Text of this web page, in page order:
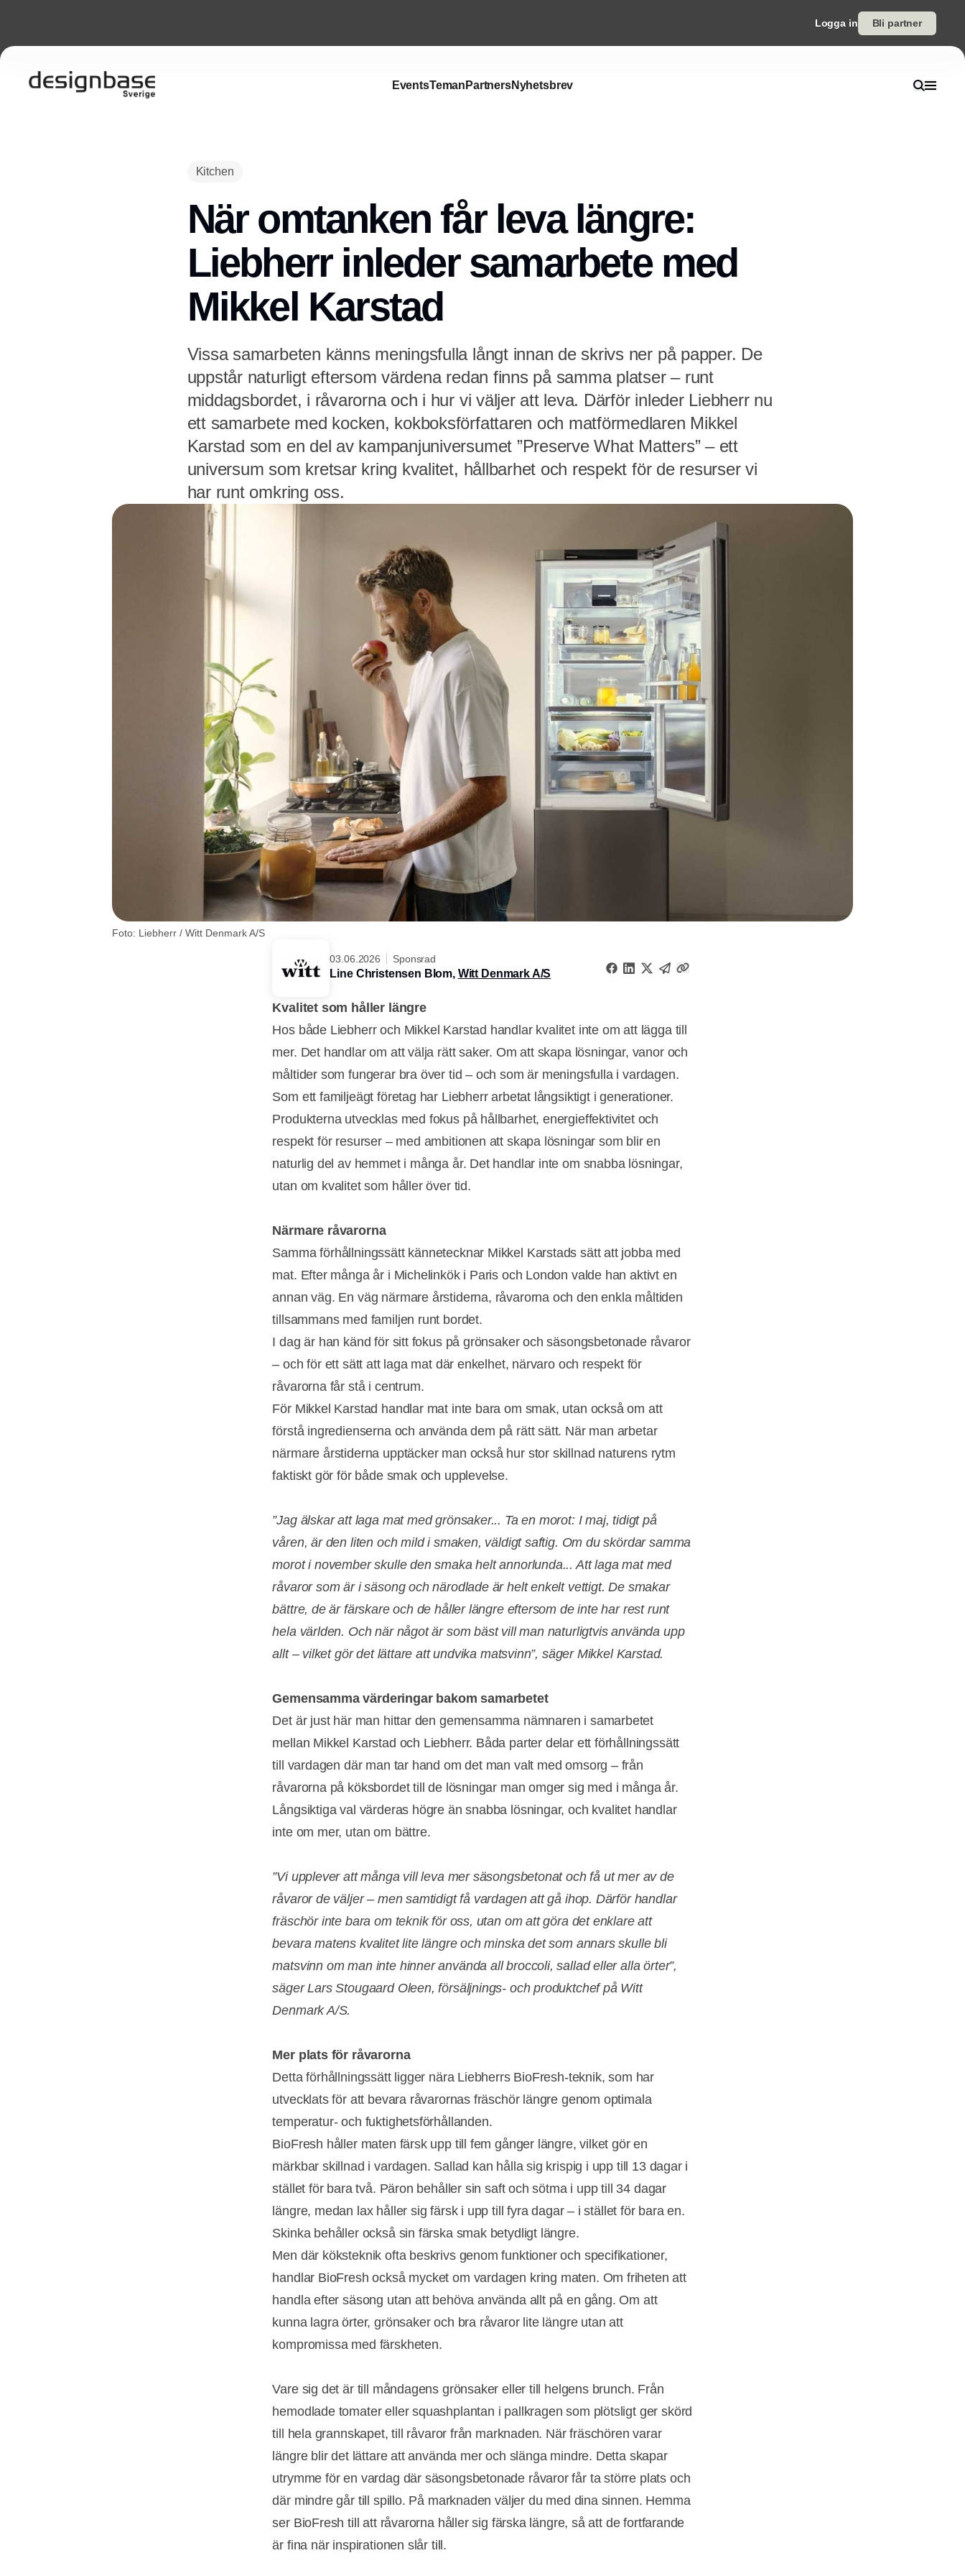
Logga in Bli partner
EventsTeman PartnersNyhetsbrev
Kitchen
När omtanken får leva längre:
Liebherr inleder samarbete med
Mikkel Karstad
Vissa samarbeten känns meningsfulla långt innan de skrivs ner på papper. De
uppstår naturligt eftersom värdena redan finns på samma platser – runt
middagsbordet, i råvarorna och i hur vi väljer att leva. Därför inleder Liebherr nu
ett samarbete med kocken, kokboksförfattaren och matförmedlaren Mikkel
Karstad som en del av kampanjuniversumet ”Preserve What Matters” – ett
universum som kretsar kring kvalitet, hållbarhet och respekt för de resurser vi
har runt omkring oss.
Foto: Liebherr / Witt Denmark A/S
03.06.2026 Sponsrad
Line Christensen Blom, Witt Denmark A/S
Kvalitet som håller längre
Hos både Liebherr och Mikkel Karstad handlar kvalitet inte om att lägga till
mer. Det handlar om att välja rätt saker. Om att skapa lösningar, vanor och
måltider som fungerar bra över tid – och som är meningsfulla i vardagen.
Som ett familjeägt företag har Liebherr arbetat långsiktigt i generationer.
Produkterna utvecklas med fokus på hållbarhet, energieffektivitet och
respekt för resurser – med ambitionen att skapa lösningar som blir en
naturlig del av hemmet i många år. Det handlar inte om snabba lösningar,
utan om kvalitet som håller över tid.
Närmare råvarorna
Samma förhållningssätt kännetecknar Mikkel Karstads sätt att jobba med
mat. Efter många år i Michelinkök i Paris och London valde han aktivt en
annan väg. En väg närmare årstiderna, råvarorna och den enkla måltiden
tillsammans med familjen runt bordet.
I dag är han känd för sitt fokus på grönsaker och säsongsbetonade råvaror
– och för ett sätt att laga mat där enkelhet, närvaro och respekt för
råvarorna får stå i centrum.
För Mikkel Karstad handlar mat inte bara om smak, utan också om att
förstå ingredienserna och använda dem på rätt sätt. När man arbetar
närmare årstiderna upptäcker man också hur stor skillnad naturens rytm
faktiskt gör för både smak och upplevelse.
”Jag älskar att laga mat med grönsaker... Ta en morot: I maj, tidigt på
våren, är den liten och mild i smaken, väldigt saftig. Om du skördar samma
morot i november skulle den smaka helt annorlunda... Att laga mat med
råvaror som är i säsong och närodlade är helt enkelt vettigt. De smakar
bättre, de är färskare och de håller längre eftersom de inte har rest runt
hela världen. Och när något är som bäst vill man naturligtvis använda upp
allt – vilket gör det lättare att undvika matsvinn”, säger Mikkel Karstad.
Gemensamma värderingar bakom samarbetet
Det är just här man hittar den gemensamma nämnaren i samarbetet
mellan Mikkel Karstad och Liebherr. Båda parter delar ett förhållningssätt
till vardagen där man tar hand om det man valt med omsorg – från
råvarorna på köksbordet till de lösningar man omger sig med i många år.
Långsiktiga val värderas högre än snabba lösningar, och kvalitet handlar
inte om mer, utan om bättre.
”Vi upplever att många vill leva mer säsongsbetonat och få ut mer av de
råvaror de väljer – men samtidigt få vardagen att gå ihop. Därför handlar
fräschör inte bara om teknik för oss, utan om att göra det enklare att
bevara matens kvalitet lite längre och minska det som annars skulle bli
matsvinn om man inte hinner använda all broccoli, sallad eller alla örter”,
säger Lars Stougaard Oleen, försäljnings- och produktchef på Witt
Denmark A/S.
Mer plats för råvarorna
Detta förhållningssätt ligger nära Liebherrs BioFresh-teknik, som har
utvecklats för att bevara råvarornas fräschör längre genom optimala
temperatur- och fuktighetsförhållanden.
BioFresh håller maten färsk upp till fem gånger längre, vilket gör en
märkbar skillnad i vardagen. Sallad kan hålla sig krispig i upp till 13 dagar i
stället för bara två. Päron behåller sin saft och sötma i upp till 34 dagar
längre, medan lax håller sig färsk i upp till fyra dagar – i stället för bara en.
Skinka behåller också sin färska smak betydligt längre.
Men där köksteknik ofta beskrivs genom funktioner och specifikationer,
handlar BioFresh också mycket om vardagen kring maten. Om friheten att
handla efter säsong utan att behöva använda allt på en gång. Om att
kunna lagra örter, grönsaker och bra råvaror lite längre utan att
kompromissa med färskheten.
Vare sig det är till måndagens grönsaker eller till helgens brunch. Från
hemodlade tomater eller squashplantan i pallkragen som plötsligt ger skörd
till hela grannskapet, till råvaror från marknaden. När fräschören varar
längre blir det lättare att använda mer och slänga mindre. Detta skapar
utrymme för en vardag där säsongsbetonade råvaror får ta större plats och
där mindre går till spillo. På marknaden väljer du med dina sinnen. Hemma
ser BioFresh till att råvarorna håller sig färska längre, så att de fortfarande
är fina när inspirationen slår till.